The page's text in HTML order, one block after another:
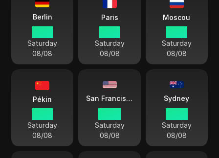
Berlin
Saturday
08/08
Paris
Saturday
08/08
Moscou
Saturday
08/08
Pékin
Saturday
08/08
San Francisco
Saturday
08/08
Sydney
Saturday
08/08